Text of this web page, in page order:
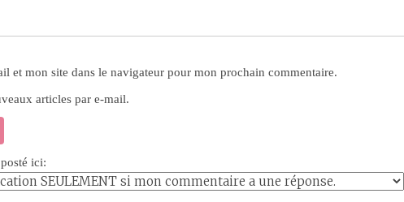
et mon site dans le navigateur pour mon prochain commentaire.
articles par e-mail.
ici: